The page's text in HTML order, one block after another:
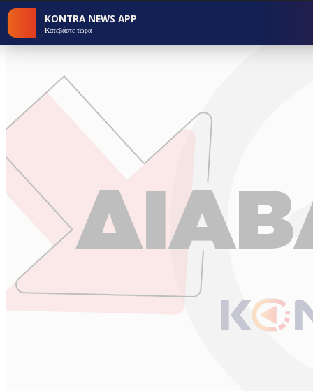
KONTRA NEWS APP
Κατεβάστε τώρα